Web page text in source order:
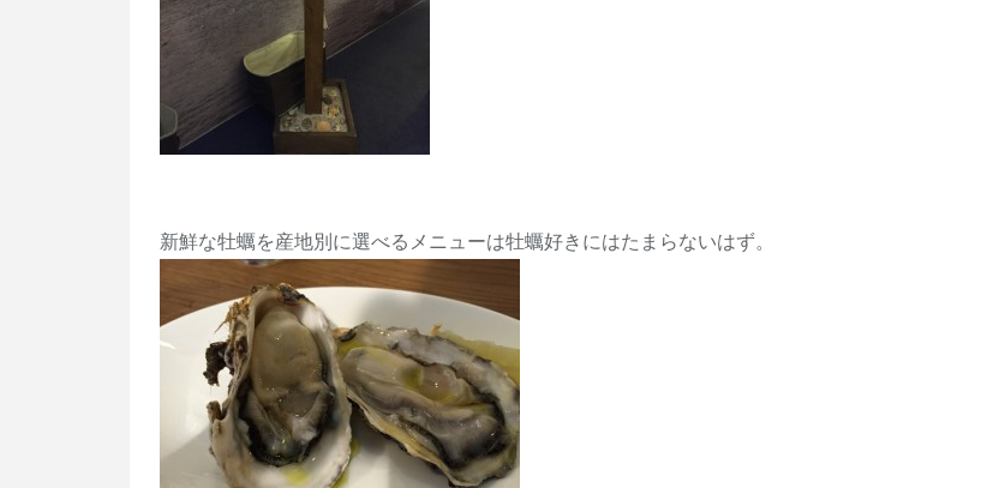
新鮮な牡蠣を産地別に選べるメニューは牡蠣好きにはたまらないはず。